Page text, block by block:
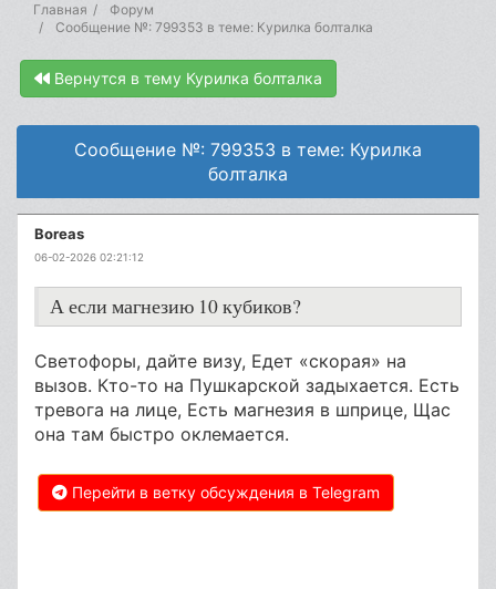
Главная
Форум
Сообщение №: 799353 в теме: Курилка болталка
Вернутся в тему Курилка болталка
Сообщение №: 799353 в теме: Курилка
болталка
Boreas
06-02-2026 02:21:12
А если магнезию 10 кубиков?
Светофоры, дайте визу, Едет «скорая» на
вызов. Кто-то на Пушкарской задыхается. Есть
тревога на лице, Есть магнезия в шприце, Щас
она там быстро оклемается.
Перейти в ветку обсуждения в Telegram